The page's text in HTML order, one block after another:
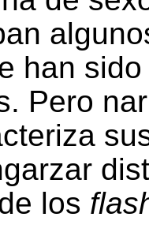
han
Pero
los